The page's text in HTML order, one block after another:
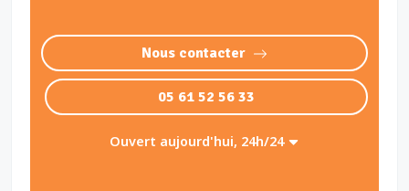
Nous contacter
05 61 52 56 33
Ouvert aujourd'hui, 24h/24